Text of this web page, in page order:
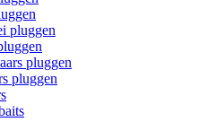
pluggen
pluggen
pluggen